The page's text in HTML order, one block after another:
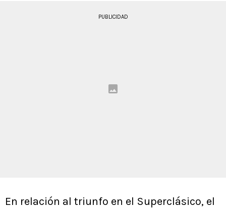
PUBLICIDAD
En relación al triunfo en el Superclásico, el